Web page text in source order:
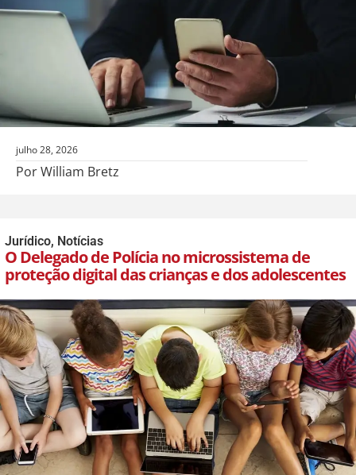
julho 28, 2026
Por William Bretz
Jurídico, Notícias
O Delegado de Polícia no microssistema de
proteção digital das crianças e dos adolescentes